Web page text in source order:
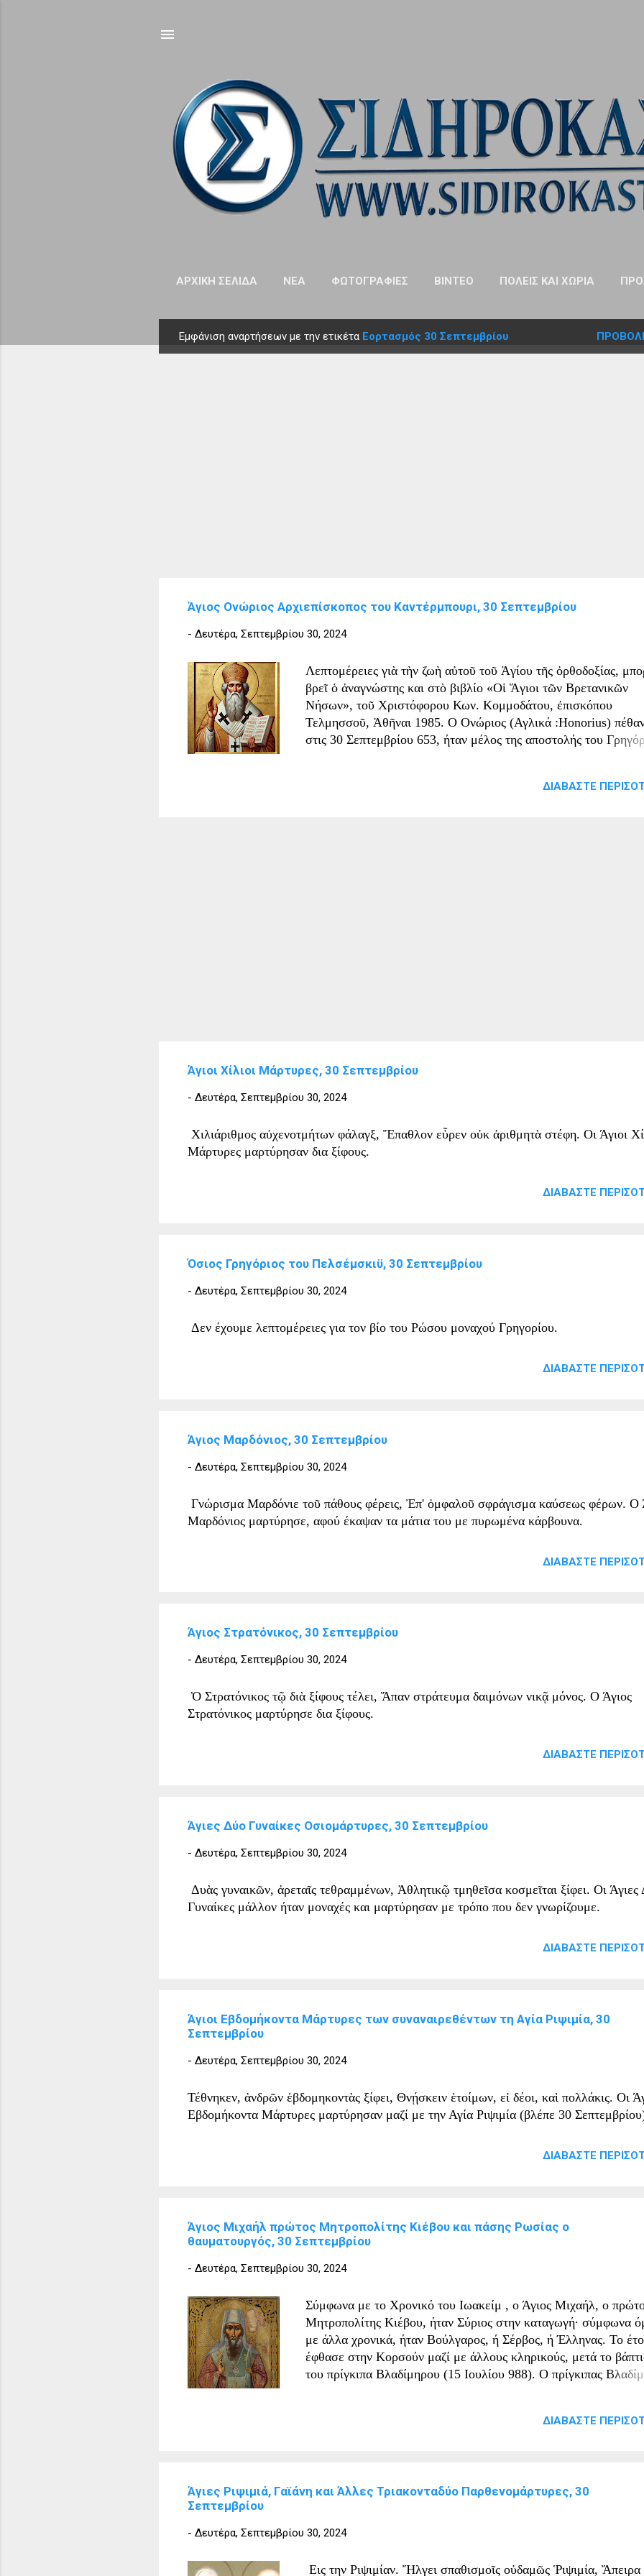
ΑΡΧΙΚΉ ΣΕΛΊΔΑ NΈΑ ΦΩΤΟΓΡΑΦΊΕΣ ΒΊΝΤΕΟ ΠΌΛΕΙΣ ΚΑΙ ΧΩΡΙΆ
Εμφάνιση αναρτήσεων με την ετικέτα Εορτασμός 30 Σεπτεμβρίου
Άγιος Ονώριος Αρχιεπίσκοπος του Καντέρμπουρι, 30 Σεπτεμβρίου
- Δευτέρα, Σεπτεμβρίου 30, 2024
Λεπτομέρειες γιὰ τὴν ζωὴ αὐτοῦ τοῦ Ἁγίου τῆς ὀρθοδοξίας,
βρεῖ ὁ ἀναγνώστης και στὸ βιβλίο «Οἱ Ἅγιοι τῶν Βρετανικῶν
Νήσων», τοῦ Χριστόφορου Κων. Κομμοδάτου, ἐπισκόπου
Τελμησσοῦ, Ἀθῆναι 1985. Ο Ονώριος (Αγλικά :Honorius)
στις 30 Σεπτεμβρίου 653, ήταν μέλος της αποστολής του
Κατά τη διάρκεια της αρχιεπισκοπίας του, χειροτόνησε τον
ΔΙΑΒΆΣΤΕ
Άγιοι Χίλιοι Μάρτυρες, 30 Σεπτεμβρίου
- Δευτέρα, Σεπτεμβρίου 30, 2024
Χιλιάριθμος αὐχενοτμήτων φάλαγξ, Ἔπαθλον εὗρεν οὐκ ἀριθμητὰ στέφη. Οι Άγιοι
Μάρτυρες μαρτύρησαν δια ξίφους.
ΔΙΑΒΆΣΤΕ
Όσιος Γρηγόριος του Πελσέμσκιϋ, 30 Σεπτεμβρίου
- Δευτέρα, Σεπτεμβρίου 30, 2024
Δεν έχουμε λεπτομέρειες για τον βίο του Ρώσου μοναχού Γρηγορίου.
ΔΙΑΒΆΣΤΕ
Άγιος Μαρδόνιος, 30 Σεπτεμβρίου
- Δευτέρα, Σεπτεμβρίου 30, 2024
Γνώρισμα Μαρδόνιε τοῦ πάθους φέρεις, Ἐπ' ὀμφαλοῦ σφράγισμα καύσεως φέρων. Ο
Μαρδόνιος μαρτύρησε, αφού έκαψαν τα μάτια του με πυρωμένα κάρβουνα.
ΔΙΑΒΆΣΤΕ
Άγιος Στρατόνικος, 30 Σεπτεμβρίου
- Δευτέρα, Σεπτεμβρίου 30, 2024
Ὁ Στρατόνικος τῷ διὰ ξίφους τέλει, Ἅπαν στράτευμα δαιμόνων νικᾷ μόνος. Ο Άγιος
Στρατόνικος μαρτύρησε δια ξίφους.
ΔΙΑΒΆΣΤΕ
Άγιες Δύο Γυναίκες Οσιομάρτυρες, 30 Σεπτεμβρίου
- Δευτέρα, Σεπτεμβρίου 30, 2024
Δυὰς γυναικῶν, ἀρεταῖς τεθραμμένων, Ἀθλητικῷ τμηθεῖσα κοσμεῖται ξίφει. Οι Άγιες
Γυναίκες μάλλον ήταν μοναχές και μαρτύρησαν με τρόπο που δεν γνωρίζουμε.
ΔΙΑΒΆΣΤΕ
Άγιοι Εβδομήκοντα Μάρτυρες των συναναιρεθέντων τη Αγία Pιψιμία, 30
Σεπτεμβρίου
- Δευτέρα, Σεπτεμβρίου 30, 2024
Τέθνηκεν, ἀνδρῶν ἑβδομηκοντὰς ξίφει, Θνῄσκειν ἑτοίμων, εἰ δέοι, καὶ πολλάκις. Οι
Εβδομήκοντα Μάρτυρες μαρτύρησαν μαζί με την Αγία Ριψιμία (βλέπε 30
ΔΙΑΒΆΣΤΕ
Άγιος Μιχαήλ πρώτος Μητροπολίτης Κιέβου και πάσης Ρωσίας ο
θαυματουργός, 30 Σεπτεμβρίου
- Δευτέρα, Σεπτεμβρίου 30, 2024
Σύμφωνα με το Χρονικό του Ιωακείμ , ο Άγιος Μιχαήλ, ο
Μητροπολίτης Κιέβου, ήταν Σύριος στην καταγωγή· σύμφωνα
με άλλα χρονικά, ήταν Βούλγαρος, ή Σέρβος, ή Έλληνας. Το
έφθασε στην Κορσούν μαζί με άλλους κληρικούς, μετά το
του πρίγκιπα Βλαδίμηρου (15 Ιουλίου 988). Ο πρίγκιπας
Χριστού τον λαό που βρισκόταν βυθισμένος στη δεισιδαιμονία
συνόδευαν έξι επίσκοποι και πολλοί κληρικοί, για να τον
Μιχαήλ στο Κίεβο, την πρωτεύουσα της Ρωσίας τότε, για να
διακονία του ήταν δύσκολη αλλά γεμάτη χάρη. Με ζήλο διέτρεχε
ΔΙΑΒΆΣΤΕ
Άγιες Ριψιμιά, Γαϊάνη και Άλλες Τριακονταδύο Παρθενομάρτυρες, 30
Σεπτεμβρίου
- Δευτέρα, Σεπτεμβρίου 30, 2024
Eις την Pιψιμίαν. Ἤλγει σπαθισμοῖς οὐδαμῶς Ῥιψιμία, Ἄπειρα